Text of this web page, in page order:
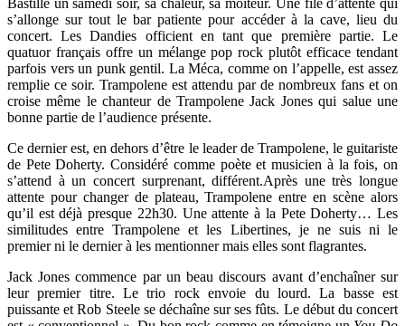
s’allonge sur tout le bar patiente pour accéder à la cave, lieu du
concert. Les Dandies officient en tant que première partie. Le
quatuor français offre un mélange pop rock plutôt efficace tendant
parfois vers un punk gentil. La Méca, comme on l’appelle, est assez
remplie ce soir. Trampolene est attendu par de nombreux fans et on
croise même le chanteur de Trampolene Jack Jones qui salue une
bonne partie de l’audience présente.
Ce dernier est, en dehors d’être le leader de Trampolene, le guitariste
de Pete Doherty. Considéré comme poète et musicien à la fois, on
s’attend à un concert surprenant, différent.Après une très longue
attente pour changer de plateau, Trampolene entre en scène alors
qu’il est déjà presque 22h30. Une attente à la Pete Doherty… Les
similitudes entre Trampolene et les Libertines, je ne suis ni le
premier ni le dernier à les mentionner mais elles sont flagrantes.
Jack Jones commence par un beau discours avant d’enchaîner sur
leur premier titre. Le trio rock envoie du lourd. La basse est
puissante et Rob Steele se déchaîne sur ses fûts. Le début du concert